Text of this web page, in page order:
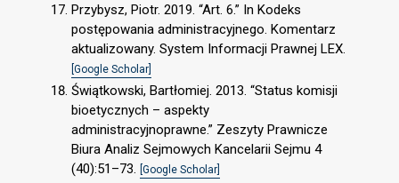
Przybysz, Piotr. 2019. “Art. 6.” In Kodeks
postępowania administracyjnego. Komentarz
aktualizowany. System Informacji Prawnej LEX.
[Google Scholar]
Świątkowski, Bartłomiej. 2013. “Status komisji
bioetycznych – aspekty
administracyjnoprawne.” Zeszyty Prawnicze
Biura Analiz Sejmowych Kancelarii Sejmu 4
(40):51–73. [Google Scholar]